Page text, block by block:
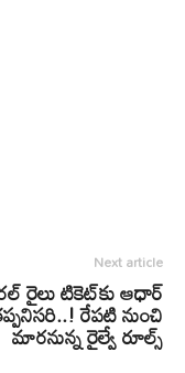
Next article
రైలు టికెట్‌కు ఆధార్‌
రేపటి నుంచి
మారనున్న రైల్వే రూల్స్‌